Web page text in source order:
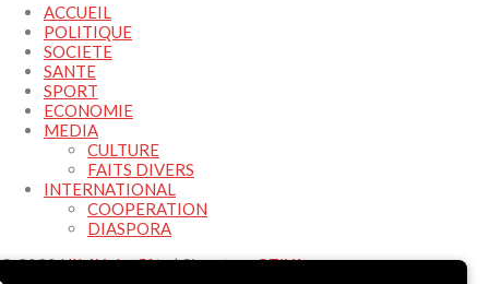
ACCUEIL
POLITIQUE
SOCIETE
SANTE
SPORT
ECONOMIE
MEDIA
CULTURE
FAITS DIVERS
INTERNATIONAL
COOPERATION
DIASPORA
© 2020HILAY -La flûte| SignatureOTIYA.